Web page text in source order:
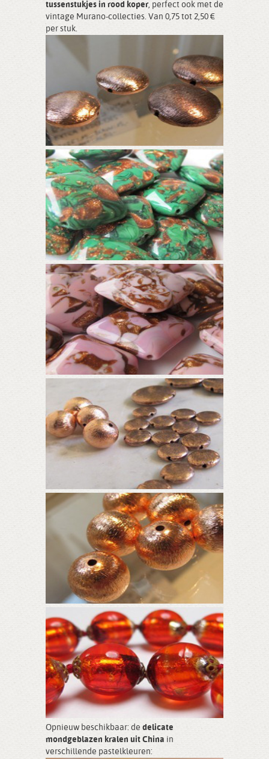
tussenstukjes in rood koper, perfect ook met de
vintage Murano-collecties. Van 0,75 tot 2,50 €
per stuk.
Opnieuw beschikbaar: de delicate
mondgeblazen kralen uit China in
verschillende pastelkleuren: